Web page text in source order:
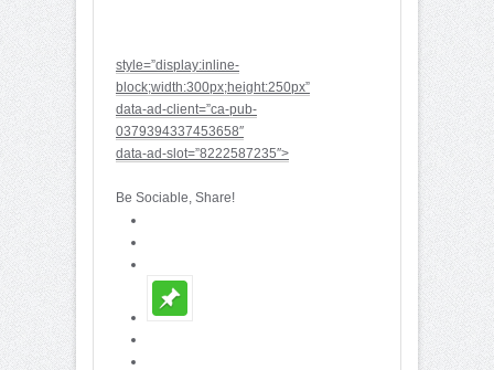
style=”display:inline-
block;width:300px;height:250px”
data-ad-client=”ca-pub-
0379394337453658″
data-ad-slot=”8222587235″>
Be Sociable, Share!